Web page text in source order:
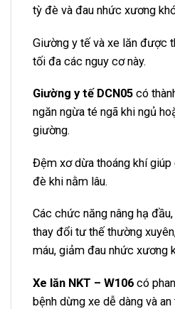
tỳ đè và đau nhức xương
Giường y tế và xe lăn được
tối đa các nguy cơ này.
Giường y tế DCN05 có
ngăn ngừa té ngã khi ngủ
giường.
Đệm xơ dừa thoáng khí
đè khi nằm lâu.
Các chức năng nâng hạ
thay đổi tư thế thường
máu, giảm đau nhức xương
Xe lăn NKT – W106 có
bệnh dừng xe dễ dàng và an